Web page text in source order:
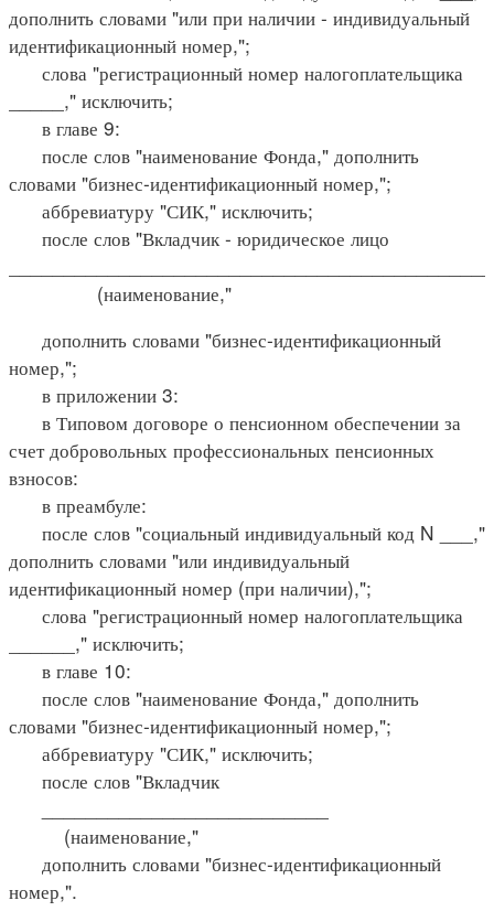
дополнить словами "или при наличии - индивидуальный
идентификационный номер,";
слова "регистрационный номер налогоплательщика
_____," исключить;
в главе 9:
после слов "наименование Фонда," дополнить
словами "бизнес-идентификационный номер,";
аббревиатуру "СИК," исключить;
после слов "Вкладчик - юридическое лицо
(наименование,"
дополнить словами "бизнес-идентификационный
номер,";
в приложении 3:
в Типовом договоре о пенсионном обеспечении за
счет добровольных профессиональных пенсионных
взносов:
в преамбуле:
после слов "социальный индивидуальный код N ___,"
дополнить словами "или индивидуальный
идентификационный номер (при наличии),";
слова "регистрационный номер налогоплательщика
______," исключить;
в главе 10:
после слов "наименование Фонда," дополнить
словами "бизнес-идентификационный номер,";
аббревиатуру "СИК," исключить;
после слов "Вкладчик
(наименование,"
дополнить словами "бизнес-идентификационный
номер,".